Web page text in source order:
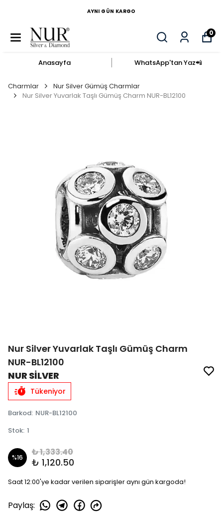
AYNI GÜN KARGO
0
Anasayfa WhatsApp'tan Yaz​📲​
Charmlar
Nur Silver Gümüş Charmlar
Nur Silver Yuvarlak Taşlı Gümüş Charm NUR-BL12100
Nur Silver Yuvarlak Taşlı Gümüş Charm
NUR-BL12100
NUR SİLVER
Tükeniyor
Barkod: NUR-BL12100
Stok: 1
%16 ₺ 1,333.40
₺ 1,120.50
Saat 12:00'ye kadar verilen siparişler aynı gün kargoda!
Paylaş: